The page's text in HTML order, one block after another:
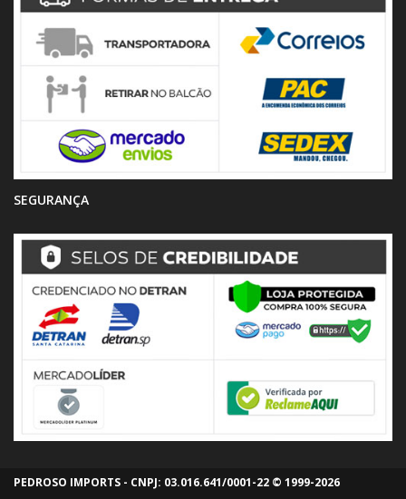
SEGURANÇA
PEDROSO IMPORTS - CNPJ: 03.016.641/0001-22 © 1999-2026